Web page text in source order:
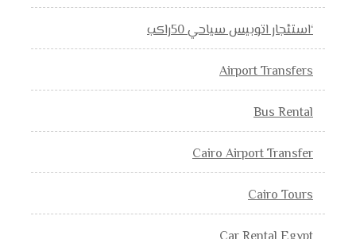
‘استئجار اتوبيس سياحي 50راكب
Airport Transfers
Bus Rental
Cairo Airport Transfer
Cairo Tours